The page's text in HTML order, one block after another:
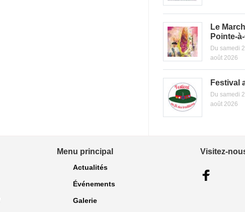
Le
Pointe-
Du samedi
août 2026
Festival
Du samedi
août 2026
Menu principal
Actualités
Événements
Galerie
Visitez-